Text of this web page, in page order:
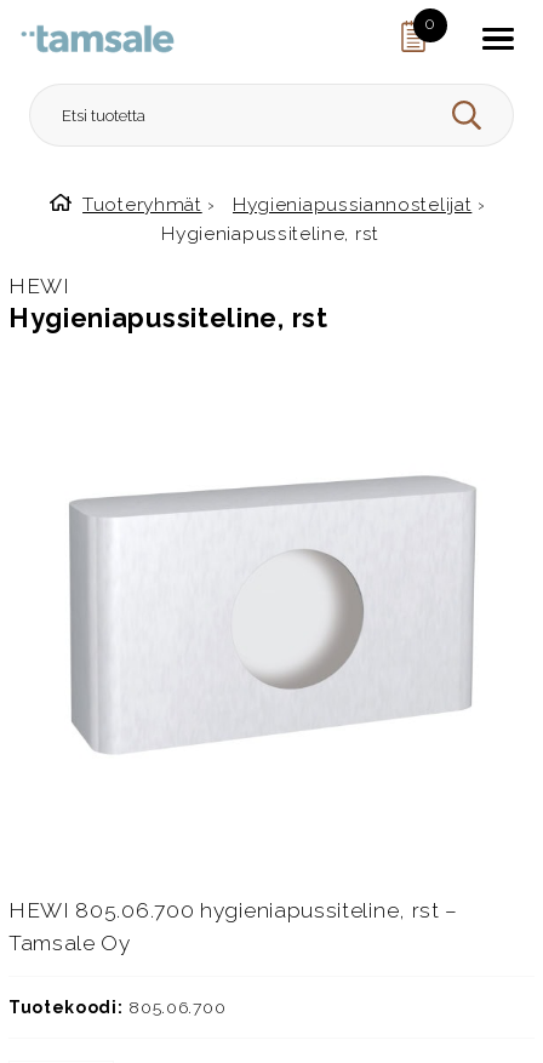
0
HAE
Etusivulle
Tuoteryhmät › Hygieniapussiannostelijat ›
Hygieniapussiteline, rst
HEWI
Hygieniapussiteline, rst
HEWI 805.06.700 hygieniapussiteline, rst –
Tamsale Oy
Tuotekoodi: 805.06.700